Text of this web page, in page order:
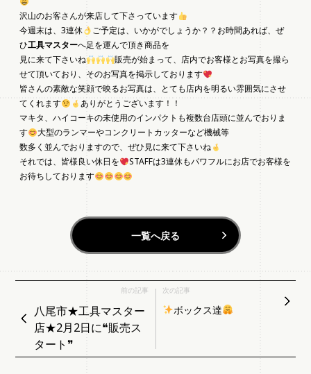
沢山のお客さんが来店して下さっています
今週末は、3連休
ご予定は、いかがでしょうか？？お時間あれば、ぜ
ひ工具マスターへ足を運んで頂き商品を
見に来て下さいね
販売が始まって、店内でお客様とお写真を撮ら
せて頂いており、そのお写真を掲示しております
皆さんの素敵な笑顔で映るお写真は、とても店内を明るい雰囲気にさせ
てくれます
ありがとうございます！！
マキタ、ハイコーキの未使用のインパクトも複数台店頭に並んでおりま
す
大型のランマーやコンクリートカッターなど機械等
数多く並んでおりますので、ぜひ見に来て下さいね
それでは、皆様良い休日を
STAFFは3連休もパワフルにお店でお客様を
お待ちしております
一覧へ戻る
次の記事
ボックス達
前の記事
八尾市★工具マスター
店★2月2日に❝販売ス
タート❞